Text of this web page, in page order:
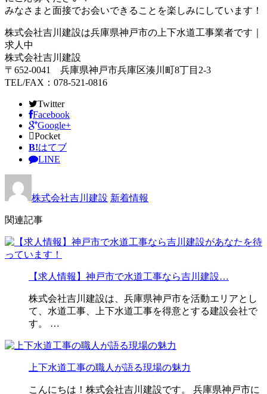
みなさまと面接でお会いできることを楽しみにしています！
株式会社吉川建設は兵庫県神戸市の上下水道工事業者です｜
求人中
株式会社吉川建設
〒652-0041 兵庫県神戸市兵庫区湊川町8丁目2-3
TEL/FAX：078-521-0816
Twitter
Facebook
Google+
Pocket
B!はてブ
LINE
株式会社吉川建設 新着情報
関連記事
【求人情報】神戸市で水道工事なら吉川建設…
株式会社吉川建設は、兵庫県神戸市を活動エリアとし
て、水道工事、上下水道工事を得意とする建設会社で
す。 …
上下水道工事の職人が語る現場の魅力
こんにちは！株式会社吉川建設です。 兵庫県神戸市に